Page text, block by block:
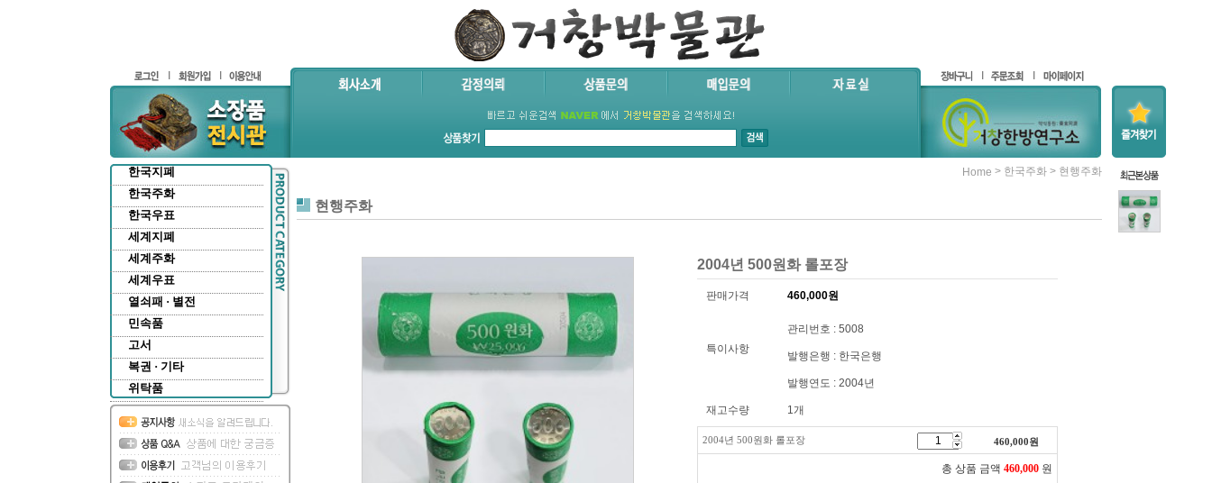
한국지폐
한국주화
한국우표
세계지폐
세계주화
세계우표
열쇠패 · 별전
민속품
고서
복권 · 기타
위탁품
Home > 한국주화 > 현행주화
현행주화
2004년 500원화 롤포장
판매가격 460,000원
특이사항
관리번호 : 5008
발행은행 : 한국은행
발행연도 : 2004년
재고수량 1개
2004년 500원화 롤포장 460,000원
총 상품 금액 460,000 원